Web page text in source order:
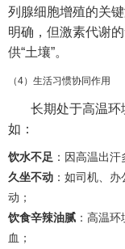
列腺细胞增殖的关
明确，但激素代谢
供“土壤”。
（4）生活习惯协同作用
长期处于高温环
如：
饮水不足 ：因高温出
久坐不动 ：如司机、
动；
饮食辛辣油腻 ：高温
血；